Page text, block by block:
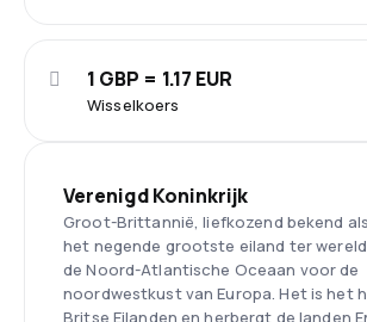
Wisselkoers
1 GBP = 1.17 EUR
Verenigd Koninkrijk
Groot-Brittannië, liefkozend bekend
het negende grootste eiland ter
de Noord-Atlantische Oceaan voor de
noordwestkust van Europa. Het is het
Britse Eilanden en herbergt de landen